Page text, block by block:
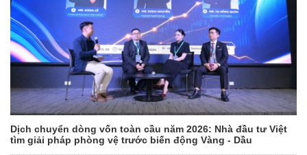
Dịch chuyển dòng vốn toàn cầu năm 2026: Nhà đầu tư Việt
tìm giải pháp phòng vệ trước biến động Vàng - Dầu